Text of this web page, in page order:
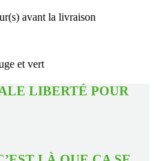
avant la livraison
et vert
POUR